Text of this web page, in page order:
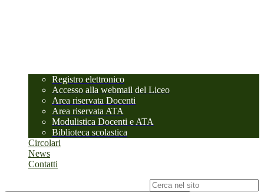
Registro elettronico
Accesso alla webmail del Liceo
Area riservata Docenti
Area riservata ATA
Modulistica Docenti e ATA
Biblioteca scolastica
Circolari
News
Contatti